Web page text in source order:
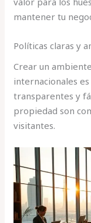
mantener tu
Políticas claras y
Crear un
internacionales
transparentes y
propiedad son
visitantes.